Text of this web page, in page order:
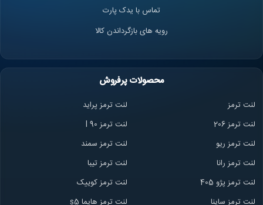
تماس با یدک پارت
رویه های بازگرداندن کالا
محصولات پرفروش
لنت ترمز
لنت ترمز پراید
لنت ترمز 206
لنت ترمز l 90
لنت ترمز ریو
لنت ترمز سمند
لنت ترمز رانا
لنت ترمز تیبا
لنت ترمز پژو 405
لنت ترمز کوییک
لنت ترمز ساینا
لنت ترمز هایما s5